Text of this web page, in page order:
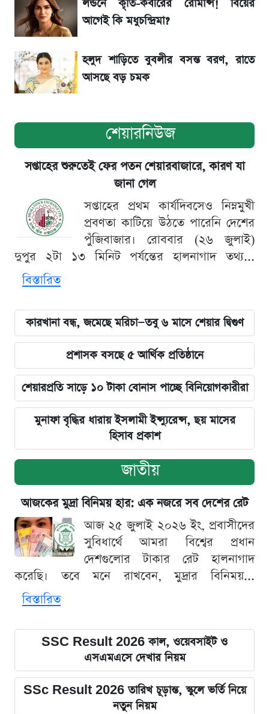
সূর্যগ্রহণের দিন আকাশে চোখ ধাঁধানো দৃশ্য, জেনে নিন
সময় ও স্থান
লন্ডনে কৃতি-কবীরের রোমান্স! বিয়ের
আগেই কি মধুচন্দ্রিমা?
হলুদ শাড়িতে বুবলীর বসন্ত বরণ, রাতে
আসছে বড় চমক
শেয়ারনিউজ
সপ্তাহের শুরুতেই ফের পতন শেয়ারবাজারে, কারণ যা
জানা গেল
সপ্তাহের প্রথম কার্যদিবসেও নিম্নমুখী
প্রবণতা কাটিয়ে উঠতে পারেনি দেশের
পুঁজিবাজার। রোববার (২৬ জুলাই)
দুপুর ২টা ১৩ মিনিট পর্যন্তের হালনাগাদ তথ্য...
বিস্তারিত
কারখানা বন্ধ, জমেছে মরিচা—তবু ৬ মাসে শেয়ার দ্বিগুণ
প্রশাসক বসছে ৫ আর্থিক প্রতিষ্ঠানে
শেয়ারপ্রতি সাড়ে ১০ টাকা বোনাস পাচ্ছে বিনিয়োগকারীরা
মুনাফা বৃদ্ধির ধারায় ইসলামী ইন্স্যুরেন্স, ছয় মাসের
হিসাব প্রকাশ
জাতীয়
আজকের মুদ্রা বিনিময় হার: এক নজরে সব দেশের রেট
আজ ২৫ জুলাই ২০২৬ ইং, প্রবাসীদের
সুবিধার্থে আমরা বিশ্বের প্রধান
দেশগুলোর টাকার রেট হালনাগাদ
করেছি। তবে মনে রাখবেন, মুদ্রার বিনিময়...
বিস্তারিত
SSC Result 2026 কাল, ওয়েবসাইট ও
এসএমএসে দেখার নিয়ম
SSc Result 2026 তারিখ চূড়ান্ত, স্কুলে ভর্তি নিয়ে
নতুন নিয়ম